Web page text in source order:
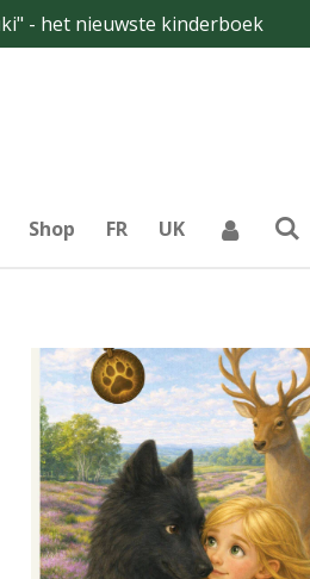
- het nieuwste kinderboek
Shop FR UK